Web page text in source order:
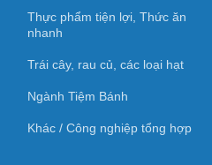
Thực phẩm tiện lợi, Thức ăn
nhanh
Trái cây, rau củ, các loại hạt
Ngành Tiệm Bánh
Khác / Công nghiệp tổng hợp